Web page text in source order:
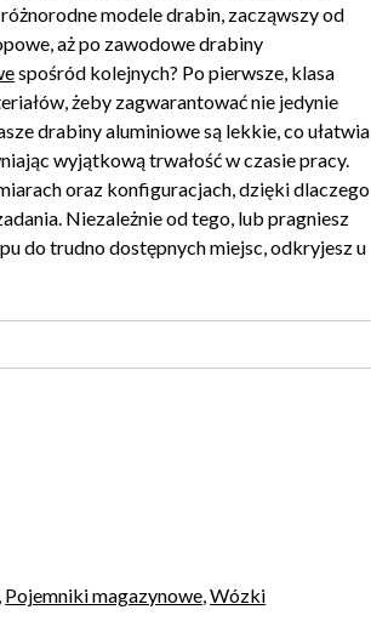
modele drabin, zacząwszy od
aż po zawodowe drabiny
spośród kolejnych? Po pierwsze, klasa
żeby zagwarantować nie jedynie
drabiny aluminiowe są lekkie, co ułatwia
wyjątkową trwałość w czasie pracy.
oraz konfiguracjach, dzięki dlaczego
Niezależnie od tego, lub pragniesz
do trudno dostępnych miejsc, odkryjesz u
, Pojemniki magazynowe,Wózki